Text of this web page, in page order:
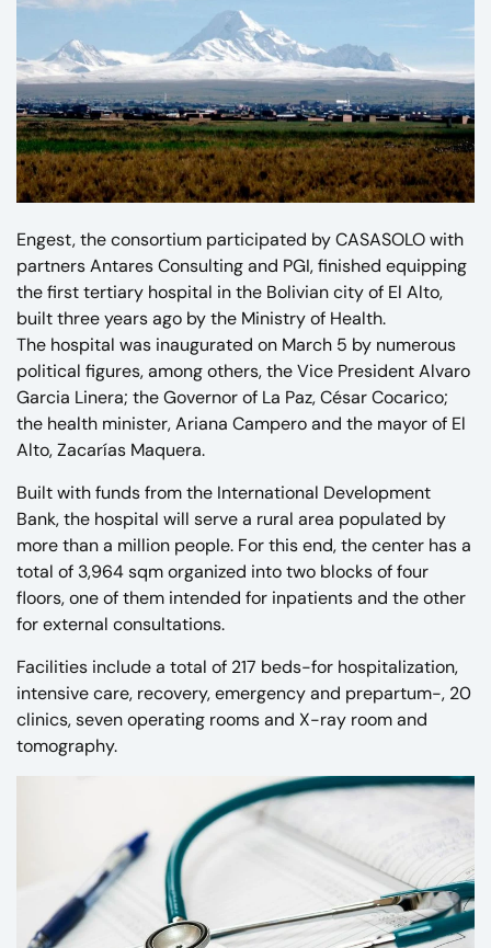
Engest, the consortium participated by CASASOLO with
partners Antares Consulting and PGI, finished equipping
the first tertiary hospital in the Bolivian city of El Alto,
built three years ago by the Ministry of Health.
The hospital was inaugurated on March 5 by numerous
political figures, among others, the Vice President Alvaro
Garcia Linera; the Governor of La Paz, César Cocarico;
the health minister, Ariana Campero and the mayor of El
Alto, Zacarías Maquera.
Built with funds from the International Development
Bank, the hospital will serve a rural area populated by
more than a million people. For this end, the center has a
total of 3,964 sqm organized into two blocks of four
floors, one of them intended for inpatients and the other
for external consultations.
Facilities include a total of 217 beds-for hospitalization,
intensive care, recovery, emergency and prepartum-, 20
clinics, seven operating rooms and X-ray room and
tomography.